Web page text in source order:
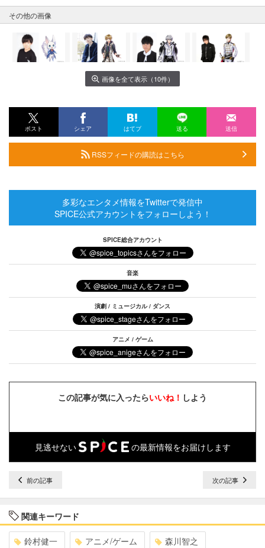
その他の画像
画像を全て表示（10件）
ポスト シェア はてブ 送る 送信
RSSフィードの購読はこちら
多彩なエンタメ情報をTwitterで発信中
SPICE公式アカウントをフォローしよう！
SPICE総合アカウント
音楽
演劇 / ミュージカル / ダンス
アニメ / ゲーム
この記事が気に入ったらいいね！ しよう
見逃せない の最新情報をお届けします
前の記事 次の記事
関連キーワード
鈴村健一 アニメ/ゲーム 森川智之